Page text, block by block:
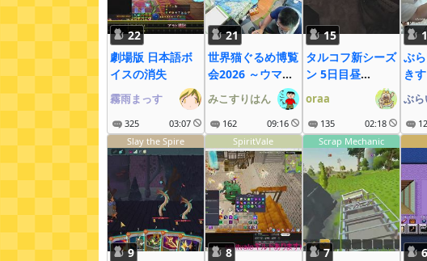
22
劇場版 日本語ボ
イスの消失
霧雨まっす
325 03:07
21
世界猫ぐるめ博覧
会2026 ～ウマ娘
も大疾走にゃ～
みこすりはん
162 09:16
15
タルコフ新シーズ
ン 5日目昼
oraa
135 02:18
ぶ
き
ぶ
Slay the Spire
9
SpiritVale
8
Scrap Mechanic
7
6